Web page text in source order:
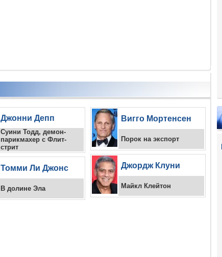
Джонни Депп
Суини Тодд, демон-
парикмахер с Флит-
стрит
Томми Ли Джонс
В долине Эла
Вигго Мортенсен
Порок на экспорт
Джордж Клуни
Майкл Клейтон